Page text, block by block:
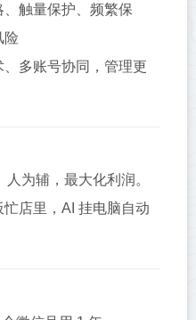
触量保护、频繁保
险
多账号协同，管理更
为辅，最大化利润。
店里，AI 挂电脑自动